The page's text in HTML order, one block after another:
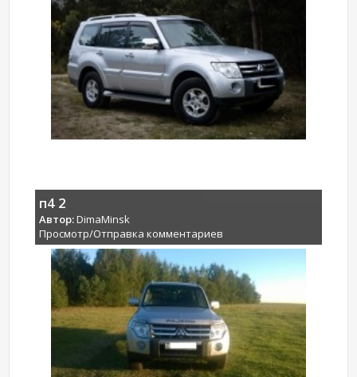
п4 2
Автор:DimaMinsk
Просмотр/Отправка комментариев